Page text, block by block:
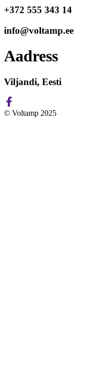
+372 555 343 14
info@voltamp.ee
Aadress
Viljandi, Eesti
© Voltamp 2025